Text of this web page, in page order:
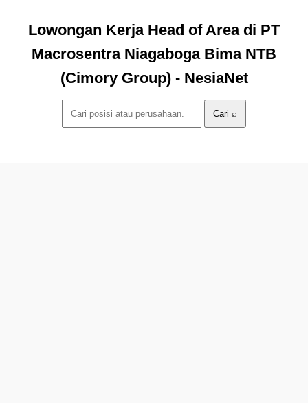
Lowongan Kerja Head of Area di PT
Macrosentra Niagaboga Bima NTB
(Cimory Group) - NesiaNet
Cari ⌕